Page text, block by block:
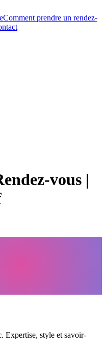
Comment prendre un rendez-
vous |
Expertise, style et savoir-